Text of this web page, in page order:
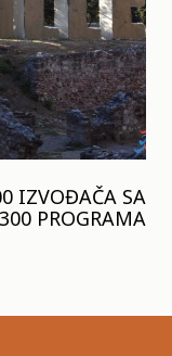
IZVOĐAČA SA
300 PROGRAMA